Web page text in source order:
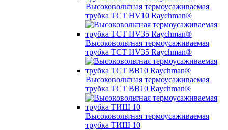
Высоковольтная термоусаживаемая
трубка TCT HV10 Raychman®
Высоковольтная термоусаживаемая
трубка TCT HV35 Raychman®
Высоковольтная термоусаживаемая
трубка TCT BB10 Raychman®
Высоковольтная термоусаживаемая
трубка ТИШ 10